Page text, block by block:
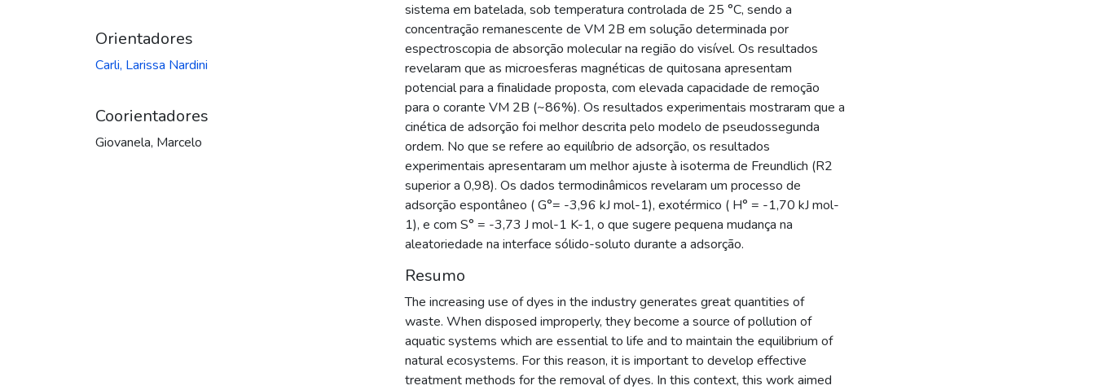
Orientadores
Carli, Larissa Nardini
Coorientadores
Giovanela, Marcelo
sistema em batelada, sob temperatura controlada de 25 °C, sendo a
concentração remanescente de VM 2B em solução determinada por
espectroscopia de absorção molecular na região do visível. Os resultados
revelaram que as microesferas magnéticas de quitosana apresentam
potencial para a finalidade proposta, com elevada capacidade de remoção
para o corante VM 2B (~86%). Os resultados experimentais mostraram que a
cinética de adsorção foi melhor descrita pelo modelo de pseudossegunda
ordem. No que se refere ao equilíbrio de adsorção, os resultados
experimentais apresentaram um melhor ajuste à isoterma de Freundlich (R2
superior a 0,98). Os dados termodinâmicos revelaram um processo de
adsorção espontâneo ( G°= -3,96 kJ mol-1), exotérmico ( H° = -1,70 kJ mol-
1), e com S° = -3,73 J mol-1 K-1, o que sugere pequena mudança na
aleatoriedade na interface sólido-soluto durante a adsorção.
Resumo
The increasing use of dyes in the industry generates great quantities of
waste. When disposed improperly, they become a source of pollution of
aquatic systems which are essential to life and to maintain the equilibrium of
natural ecosystems. For this reason, it is important to develop effective
treatment methods for the removal of dyes. In this context, this work aimed